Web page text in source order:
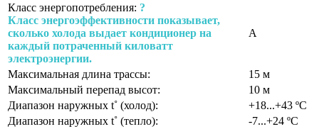
Класс энергопотребления: ?
Класс энергоэффективности показывает,
сколько холода выдает кондиционер на
каждый потраченный киловатт
электроэнергии.
A
Максимальная длина трассы:
15 м
Максимальный перепад высот:
10 м
Диапазон наружных t˚ (холод):
+18...+43 ºС
Диапазон наружных t˚ (тепло):
-7...+24 ºС